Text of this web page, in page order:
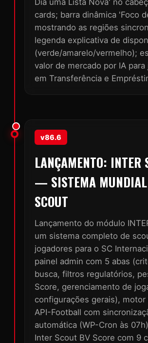
Dia uma Lista Nova' no
cards; barra dinâmica 'Foco
mostrando as regiões
legenda explicativa de
(verde/amarelo/vermelho);
valor de mercado por IA para
em Transferência e
v86.6
LANÇAMENTO: INTER
— SISTEMA
SCOUT
Lançamento do módulo
um sistema completo de
jogadores para o SC
painel admin com 5 abas
busca, filtros regulatórios,
Score, gerenciamento de
configurações gerais), motor
API-Football com
automática (WP-Cron às
Inter Scout BV Score com 9